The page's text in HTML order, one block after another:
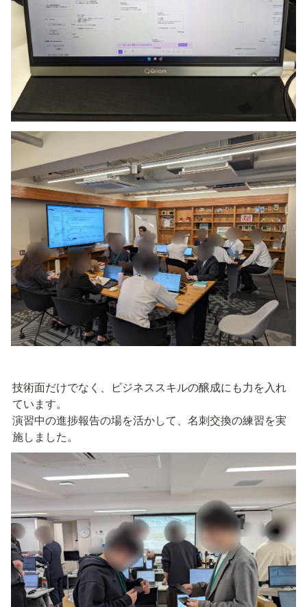
技術面だけでなく、ビジネススキルの醸成にも力を入れ
ています。
演習中の進捗報告の場を活かして、名刺交換の練習を実
施しました。